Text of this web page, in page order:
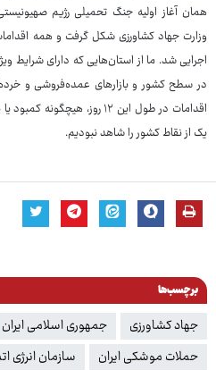
همان آغاز اولیه جنگ تحمیلی رژیم
وزارت جهاد کشاورزی شکل گرفت و همه
اجرایی شد. ما از استان‌هایی که دارای شرایط
در سطح کشور و بازارهای عمده‌فروشی و
اقدامات در طول این ۱۲ روز،
یک از نقاط کشور را شاهد نبودیم.
برچسب‌ها
جهاد کشاورزی جمهوری اسلامی ایران
حملات موشکی ایران
سازمان انرژی